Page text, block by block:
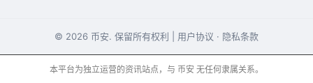
© 2026 币安. 保留所有权利 | 用户协议 · 隐私条款
本平台为独立运营的资讯站点，与 币安 无任何隶属关系。